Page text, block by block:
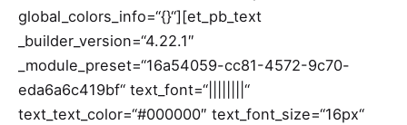
global_colors_info=“{}“][et_pb_text
_builder_version=“4.22.1″
_module_preset=“16a54059-cc81-4572-9c70-
eda6a6c419bf“ text_font=“||||||||“
text_text_color=“#000000″ text_font_size=“16px“